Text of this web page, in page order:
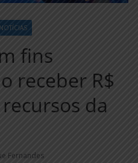
NOTÍCIAS
fins
receber R$
da
Fernandes